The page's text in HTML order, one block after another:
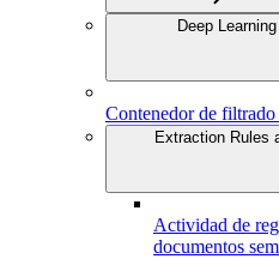
Deep
Contenedor de filtrado
Extraction Rules
Actividad de
documentos